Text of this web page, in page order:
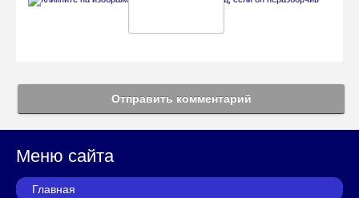
Отправить комментарий
Меню сайта
Главная